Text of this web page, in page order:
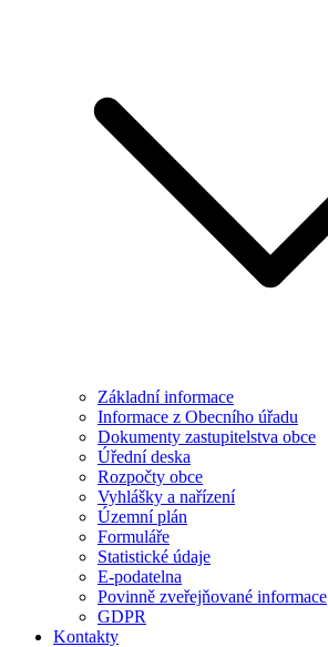
Základní informace
Informace z Obecního úřadu
Dokumenty zastupitelstva obce
Úřední deska
Rozpočty obce
Vyhlášky a nařízení
Územní plán
Formuláře
Statistické údaje
E-podatelna
Povinně zveřejňované informace
GDPR
Kontakty